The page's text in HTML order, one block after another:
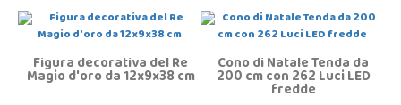
Figura decorativa del Re
Magio d'oro da 12x9x38 cm Cono di Natale Tenda da
200 cm con 262 Luci LED
fredde